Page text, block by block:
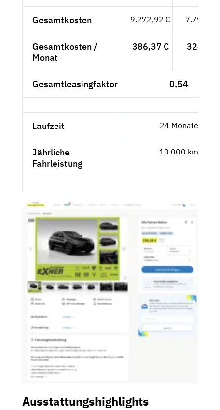
Gesamtkosten 9.272,92 € 7.792,37
Gesamtkosten /
Monat
386,37 € 324,68
Gesamtleasingfaktor 0,54
Laufzeit 24 Monate
Jährliche
Fahrleistung
10.000 km
Ausstattungshighlights